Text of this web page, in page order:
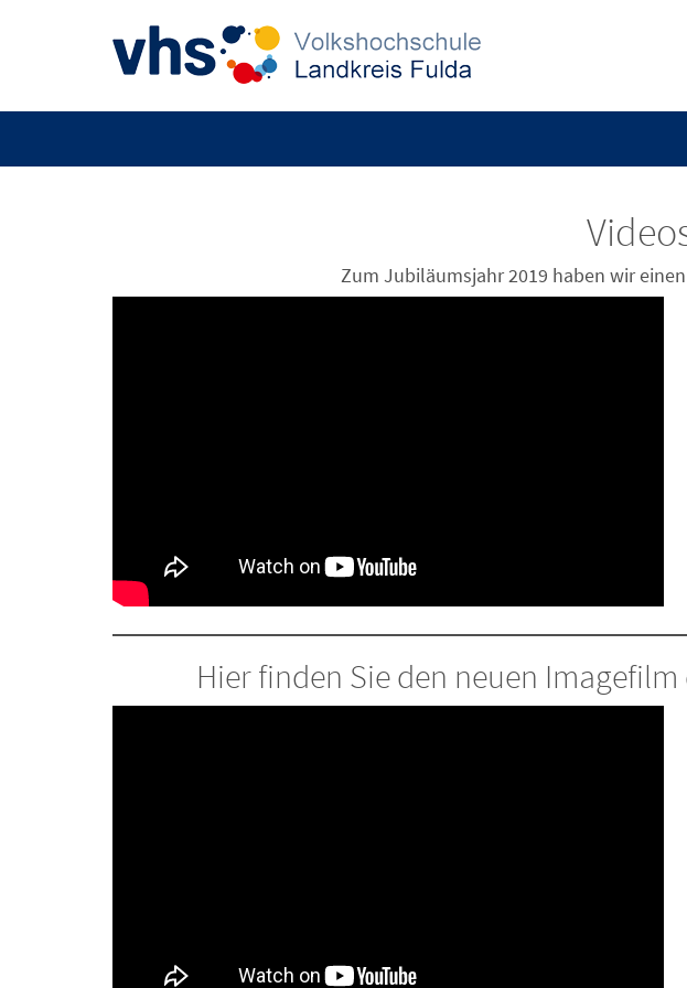
Zum Jubiläumsjahr 2019 haben wir
Hier finden Sie den neuen